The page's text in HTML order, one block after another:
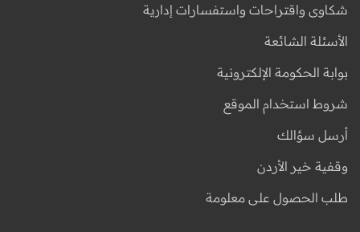
شكاوى واقتراحات واستفسارات إدارية
الأسئلة الشائعة
بوابة الحكومة الإلكترونية
شروط استخدام الموقع
أرسل سؤالك
وقفية خير الأردن
طلب الحصول على معلومة